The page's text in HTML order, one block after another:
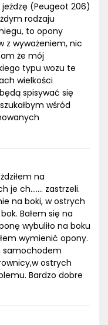
(Peugeot 206)
rodzaju
to opony
z wyważeniem, nic
że mój
typu wozu te
wielkości
spisywać się
wśród
na
je ch....... zastrzeli.
na boki, w ostrych
Bałem się na
wybuliło na boku
wymienić opony.
samochodem
ostrych
Bardzo dobre